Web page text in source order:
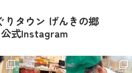
りタウン げんきの郷
公式Instagram